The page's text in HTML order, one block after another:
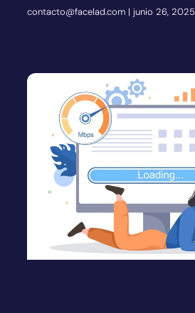
contacto@facelad.com junio 26, 2025